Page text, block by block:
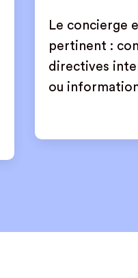
Le concierge
pertinent :
directives
ou